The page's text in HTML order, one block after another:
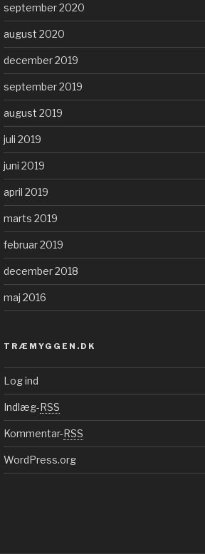
september 2020
august 2020
december 2019
september 2019
august 2019
juli 2019
juni 2019
april 2019
marts 2019
februar 2019
december 2018
maj 2016
TRÆMYGGEN.DK
Log ind
Indlæg-RSS
Kommentar-RSS
WordPress.org